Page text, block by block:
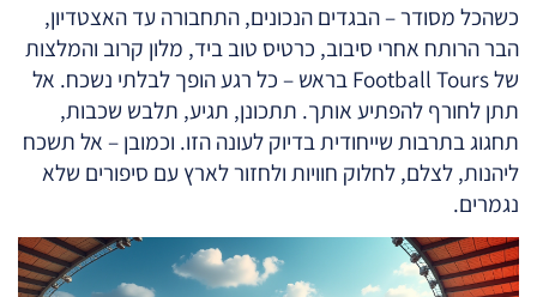
כשהכל מסודר – הבגדים הנכונים, התחבורה עד האצטדיון,
הבר הרותח אחרי סיבוב, כרטיס טוב ביד, מלון קרוב והמלצות
של Football Tours בראש – כל רגע הופך לבלתי נשכח. אל
תתן לחורף להפתיע אותך. תתכונן, תגיע, תלבש שכבות,
תחגוג בתרבות שייחודית בדיוק לעונה הזו. וכמובן – אל תשכח
ליהנות, לצלם, לחלוק חוויות ולחזור לארץ עם סיפורים שלא
נגמרים.